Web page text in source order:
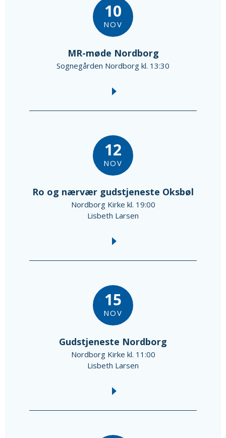
10
NOV
MR-møde Nordborg
Sognegården Nordborg kl. 13:30
12
NOV
Ro og nærvær gudstjeneste Oksbøl
Nordborg Kirke kl. 19:00
Lisbeth Larsen
15
NOV
Gudstjeneste Nordborg
Nordborg Kirke kl. 11:00
Lisbeth Larsen